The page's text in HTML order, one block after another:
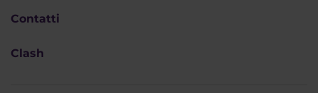
Contatti
Clash